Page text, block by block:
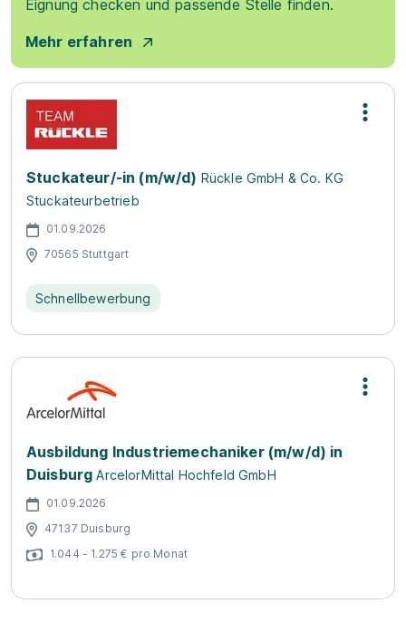
Eignung checken und passende Stelle finden.
Mehr erfahren
Stuckateur/-in (m/w/d) Rückle GmbH & Co. KG
Stuckateurbetrieb
01.09.2026
70565 Stuttgart
Schnellbewerbung
Ausbildung Industriemechaniker (m/w/d) in
Duisburg ArcelorMittal Hochfeld GmbH
01.09.2026
47137 Duisburg
1.044 - 1.275 € pro Monat